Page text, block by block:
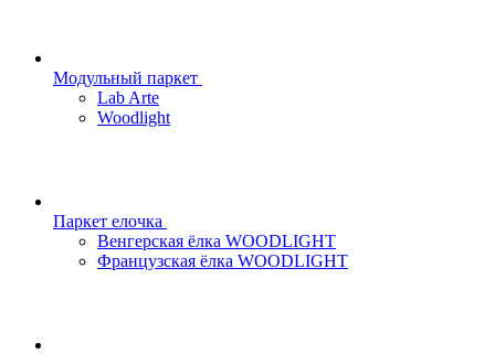
Модульный паркет
Lab Arte
Woodlight
Паркет елочка
Венгерская ёлка WOODLIGHT
Французская ёлка WOODLIGHT